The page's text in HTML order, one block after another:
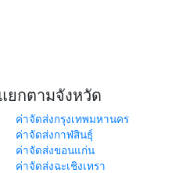
ยกตามจังหวัด
ค่าจัดส่งกรุงเทพมหานคร
ค่าจัดส่งกาฬสินธุ์
ค่าจัดส่งขอนแก่น
ค่าจัดส่งฉะเชิงเทรา